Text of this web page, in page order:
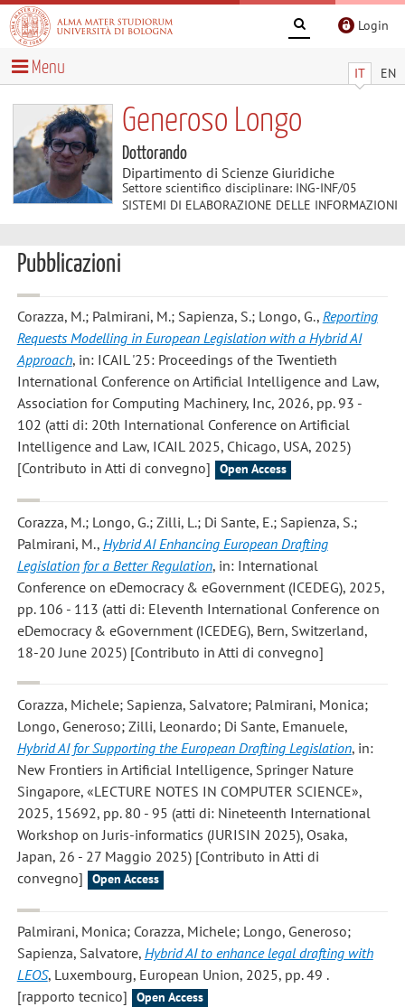
Login
IT EN
Menu
Generoso Longo
Dottorando
Dipartimento di Scienze Giuridiche
Settore scientifico disciplinare: ING-INF/05
SISTEMI DI ELABORAZIONE DELLE INFORMAZIONI
Pubblicazioni
Corazza, M.; Palmirani, M.; Sapienza, S.; Longo, G., Reporting
Requests Modelling in European Legislation with a Hybrid AI
Approach, in: ICAIL '25: Proceedings of the Twentieth
International Conference on Artificial Intelligence and Law,
Association for Computing Machinery, Inc, 2026, pp. 93 -
102 (atti di: 20th International Conference on Artificial
Intelligence and Law, ICAIL 2025, Chicago, USA, 2025)
[Contributo in Atti di convegno]
Open Access
Corazza, M.; Longo, G.; Zilli, L.; Di Sante, E.; Sapienza, S.;
Palmirani, M., Hybrid AI Enhancing European Drafting
Legislation for a Better Regulation, in: International
Conference on eDemocracy & eGovernment (ICEDEG), 2025,
pp. 106 - 113 (atti di: Eleventh International Conference on
eDemocracy & eGovernment (ICEDEG), Bern, Switzerland,
18-20 June 2025) [Contributo in Atti di convegno]
Corazza, Michele; Sapienza, Salvatore; Palmirani, Monica;
Longo, Generoso; Zilli, Leonardo; Di Sante, Emanuele,
Hybrid AI for Supporting the European Drafting Legislation, in:
New Frontiers in Artificial Intelligence, Springer Nature
Singapore, «LECTURE NOTES IN COMPUTER SCIENCE»,
2025, 15692, pp. 80 - 95 (atti di: Nineteenth International
Workshop on Juris-informatics (JURISIN 2025), Osaka,
Japan, 26 - 27 Maggio 2025) [Contributo in Atti di
convegno]
Open Access
Palmirani, Monica; Corazza, Michele; Longo, Generoso;
Sapienza, Salvatore, Hybrid AI to enhance legal drafting with
LEOS, Luxembourg, European Union, 2025, pp. 49 .
[rapporto tecnico]
Open Access